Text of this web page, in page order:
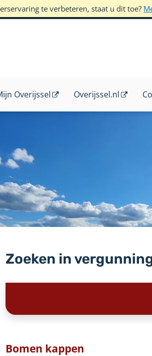
te verbeteren, staat u dit toe?
Overijssel Overijssel.nl
Zoeken in
Bomen kappen